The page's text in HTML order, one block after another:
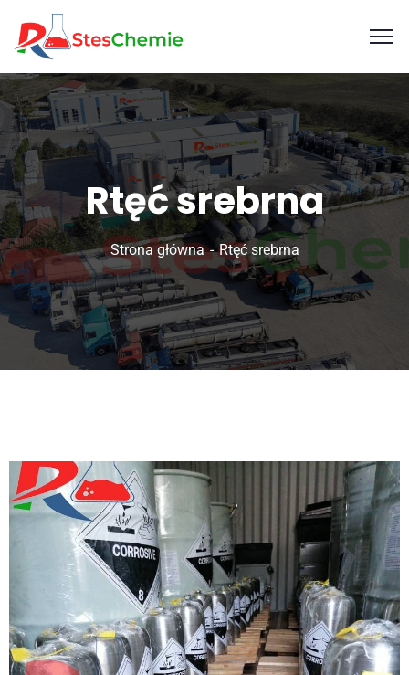
Rtęć srebrna
Strona główna Rtęć srebrna